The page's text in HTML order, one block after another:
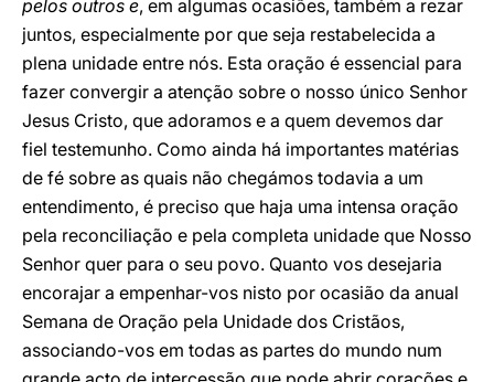
pelos outros e, em algumas ocasiões, também a rezar
juntos, especialmente por que seja restabelecida a
plena unidade entre nós. Esta oração é essencial para
fazer convergir a atenção sobre o nosso único Senhor
Jesus Cristo, que adoramos e a quem devemos dar
fiel testemunho. Como ainda há importantes matérias
de fé sobre as quais não chegámos todavia a um
entendimento, é preciso que haja uma intensa oração
pela reconciliação e pela completa unidade que Nosso
Senhor quer para o seu povo. Quanto vos desejaria
encorajar a empenhar-vos nisto por ocasião da anual
Semana de Oração pela Unidade dos Cristãos,
associando-vos em todas as partes do mundo num